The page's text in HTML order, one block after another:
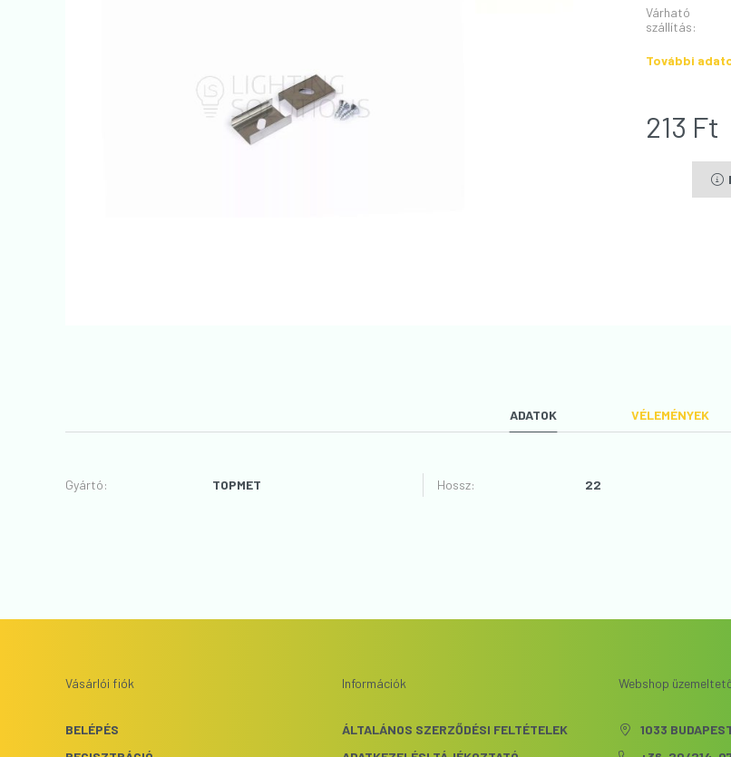
Várható
szállítás:
További
213 Ft
ADATOK VÉLEMÉNYEK
Gyártó: TOPMET Hossz: 22
Vásárlói fiók
BELÉPÉS
Információk
ÁLTALÁNOS SZERZŐDÉSI FELTÉTELEK
Webshop
1033